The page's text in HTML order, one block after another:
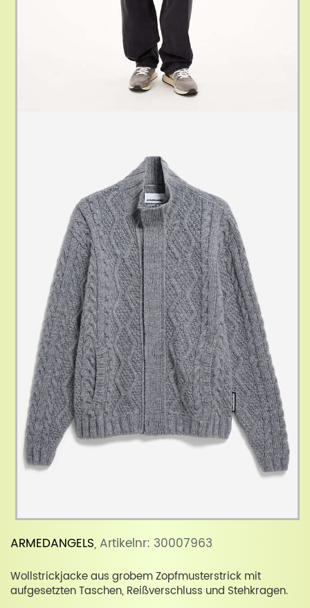
ARMEDANGELS, Artikelnr: 30007963
Wollstrickjacke aus grobem Zopfmusterstrick mit
aufgesetzten Taschen, Reißverschluss und Stehkragen.